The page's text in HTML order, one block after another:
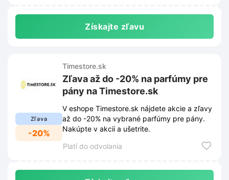
Získajte zľavu
Zľava
-20%
Timestore.sk
Zľava až do -20% na parfúmy pre
pány na Timestore.sk
V eshope Timestore.sk nájdete akcie a zľavy
až do -20% na vybrané parfúmy pre pány.
Nakúpte v akcii a ušetrite.
Platí do odvolania